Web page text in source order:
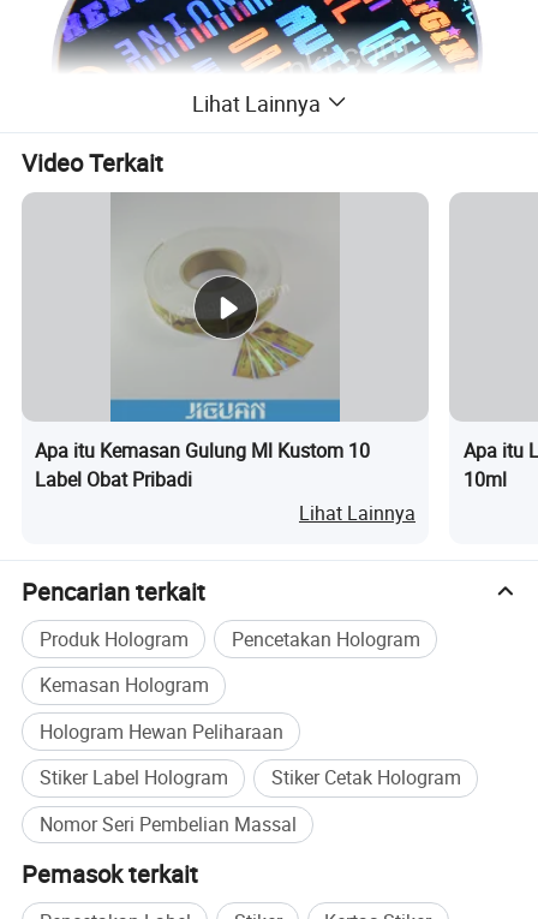
Lihat Lainnya
Video Terkait
Apa itu Kemasan Gulung Ml Kustom 10
Label Obat Pribadi
Lihat Lainnya
Apa itu
10ml
Pencarian terkait
Produk Hologram
Pencetakan Hologram
Kemasan Hologram
Hologram Hewan Peliharaan
Stiker Label Hologram
Stiker Cetak Hologram
Nomor Seri Pembelian Massal
Pemasok terkait